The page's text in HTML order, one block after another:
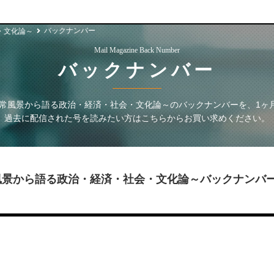
文化論～ バックナンバー
Mail Magazine Back Number
バックナンバー
風景から語る政治・経済・社会・文化論～のバックナンバーを、1ヶ
過去に配信された号を読みたい方はこちらからお買い求めください。
から語る政治・経済・社会・文化論～バックナンバ